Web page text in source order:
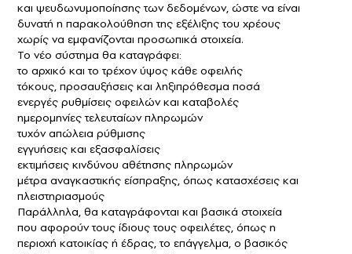
και ψευδωνυμοποίησης των δεδομένων, ώστε να είναι
δυνατή η παρακολούθηση της εξέλιξης του χρέους
χωρίς να εμφανίζονται προσωπικά στοιχεία.
Το νέο σύστημα θα καταγράφει:
το αρχικό και το τρέχον ύψος κάθε οφειλής
τόκους, προσαυξήσεις και ληξιπρόθεσμα ποσά
ενεργές ρυθμίσεις οφειλών και καταβολές
ημερομηνίες τελευταίων πληρωμών
τυχόν απώλεια ρύθμισης
εγγυήσεις και εξασφαλίσεις
εκτιμήσεις κινδύνου αθέτησης πληρωμών
μέτρα αναγκαστικής είσπραξης, όπως κατασχέσεις και
πλειστηριασμούς
Παράλληλα, θα καταγράφονται και βασικά στοιχεία
που αφορούν τους ίδιους τους οφειλέτες, όπως η
περιοχή κατοικίας ή έδρας, το επάγγελμα, ο βασικός